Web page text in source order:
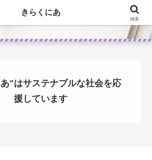
"はサステナブルな社会を応
援しています
きらくにあ
検索